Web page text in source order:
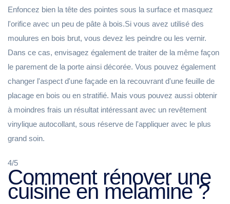
Enfoncez bien la tête des pointes sous la surface et masquez
l'orifice avec un peu de pâte à bois.Si vous avez utilisé des
moulures en bois brut, vous devez les peindre ou les vernir.
Dans ce cas, envisagez également de traiter de la même façon
le parement de la porte ainsi décorée. Vous pouvez également
changer l'aspect d'une façade en la recouvrant d'une feuille de
placage en bois ou en stratifié. Mais vous pouvez aussi obtenir
à moindres frais un résultat intéressant avec un revêtement
vinylique autocollant, sous réserve de l'appliquer avec le plus
grand soin.
4/5
Comment rénover une
cuisine en melamine ?